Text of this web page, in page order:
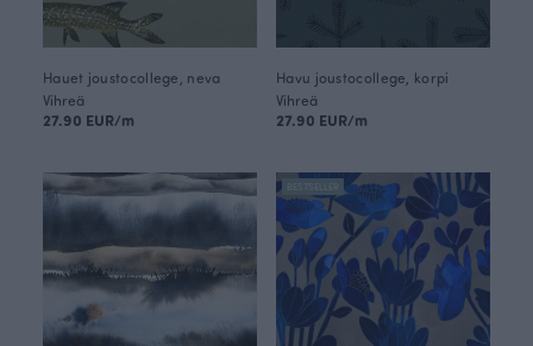
Hauet joustocollege, neva
Vihreä
27.90 EUR/m
Havu joustocollege, korpi
Vihreä
27.90 EUR/m
BESTSELLER